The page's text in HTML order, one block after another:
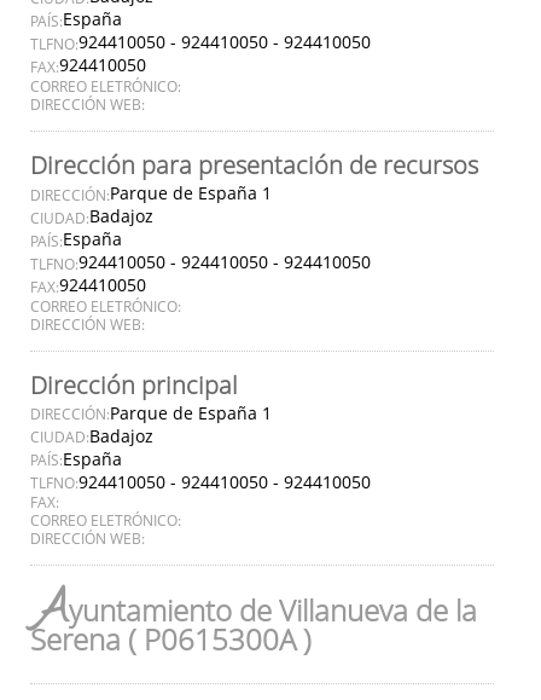
PAÍS:España
TLFNO:924410050 - 924410050 - 924410050
FAX:924410050
CORREO ELETRÓNICO:
DIRECCIÓN WEB:
Dirección para presentación de recursos
DIRECCIÓN:Parque de España 1
CIUDAD:Badajoz
PAÍS:España
TLFNO:924410050 - 924410050 - 924410050
FAX:924410050
CORREO ELETRÓNICO:
DIRECCIÓN WEB:
Dirección principal
DIRECCIÓN:Parque de España 1
CIUDAD:Badajoz
PAÍS:España
TLFNO:924410050 - 924410050 - 924410050
FAX:
CORREO ELETRÓNICO:
DIRECCIÓN WEB:
Ayuntamiento de Villanueva de la
Serena ( P0615300A )